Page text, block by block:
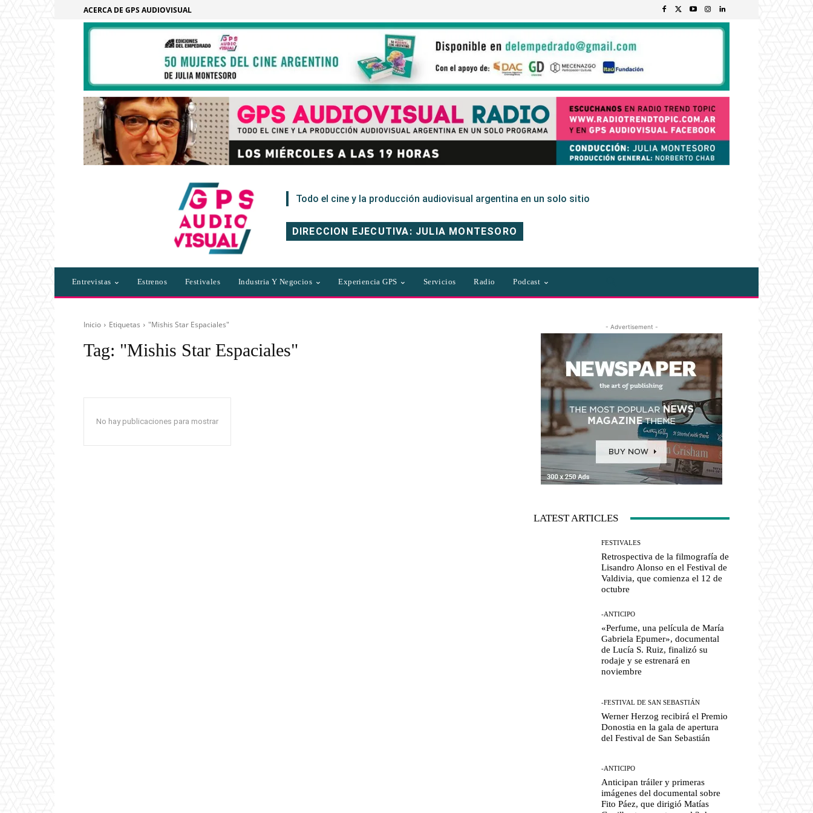
ACERCA DE GPS AUDIOVISUAL
Todo el cine y la producción audiovisual argentina en un solo sitio
DIRECCION EJECUTIVA: JULIA MONTESORO
Entrevistas Estrenos Festivales Industria Y Negocios Experiencia GPS Servicios Radio Podcast
Inicio Etiquetas "Mishis Star Espaciales"
Tag: "Mishis Star Espaciales"
No hay publicaciones para mostrar
- Advertisement -
LATEST ARTICLES
FESTIVALES
Retrospectiva de la filmografía de
Lisandro Alonso en el Festival de
Valdivia, que comienza el 12 de
octubre
-ANTICIPO
«Perfume, una película de María
Gabriela Epumer», documental
de Lucía S. Ruiz, finalizó su
rodaje y se estrenará en
noviembre
-FESTIVAL DE SAN SEBASTIÁN
Werner Herzog recibirá el Premio
Donostia en la gala de apertura
del Festival de San Sebastián
-ANTICIPO
Anticipan tráiler y primeras
imágenes del documental sobre
Fito Páez, que dirigió Matías